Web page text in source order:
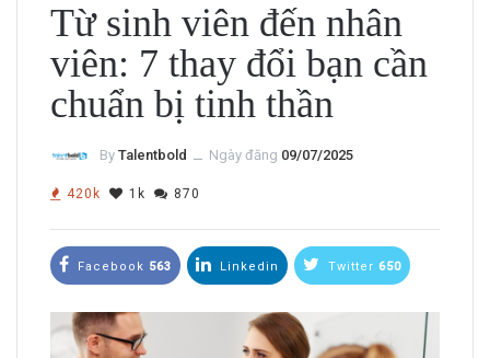
Từ sinh viên đến nhân
viên: 7 thay đổi bạn cần
chuẩn bị tinh thần
By Talentbold ــ Ngày đăng 09/07/2025
420k 1k 870
Facebook 563 Linkedin Twitter 650